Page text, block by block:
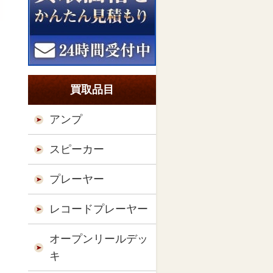
買取品目
アンプ
スピーカー
プレーヤー
レコードプレーヤー
オープンリールデッ
キ